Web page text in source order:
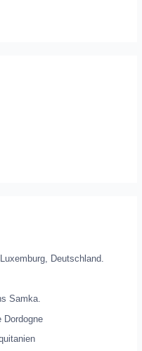
Deutschland.
Samka.
Dordogne